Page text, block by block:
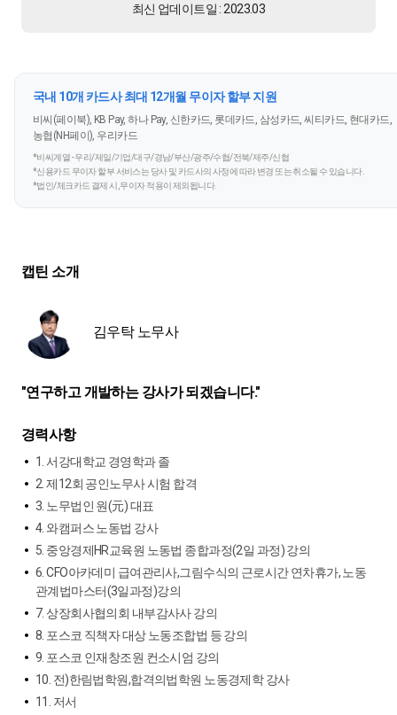
최신 업데이트일 : 2023.03
국내 10개 카드사 최대 12개월 무이자 할부 지원
비씨(페이북), KB Pay, 하나 Pay, 신한카드, 롯데카드, 삼성카드, 씨티카드, 현대카드,
농협(NH페이), 우리카드
*비씨계열 - 우리/제일/기업/대구/경남/부산/광주/수협/전북/제주/신협
*신용카드 무이자 할부 서비스는 당사 및 카드사의 사정에 따라 변경 또는 취소될 수 있습니다.
*법인/체크카드 결제 시, 무이자 적용이 제외됩니다.
캡틴 소개
김우탁 노무사
"연구하고 개발하는 강사가 되겠습니다."
경력사항
1. 서강대학교 경영학과 졸
2. 제12회 공인노무사 시험 합격
3. 노무법인 원(元) 대표
4. 와캠퍼스 노동법 강사
5. 중앙경제HR교육원 노동법 종합과정(2일 과정) 강의
6. CFO아카데미 급여관리사,그림수식의 근로시간 연차휴가, 노동
관계법마스터(3일과정)강의
7. 상장회사협의회 내부감사사 강의
8. 포스코 직책자 대상 노동조합법 등 강의
9. 포스코 인재창조원 컨소시엄 강의
10. 전)한림법학원,합격의법학원 노동경제학 강사
11. 저서